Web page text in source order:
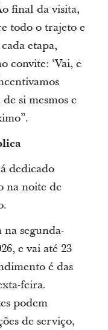
final da visita,
todo o trajeto e
etapa,
convite: ‘Vai, e
si mesmos e
dedicado
na noite de
segunda-
e vai até 23
é das
feira.
podem
de serviço,